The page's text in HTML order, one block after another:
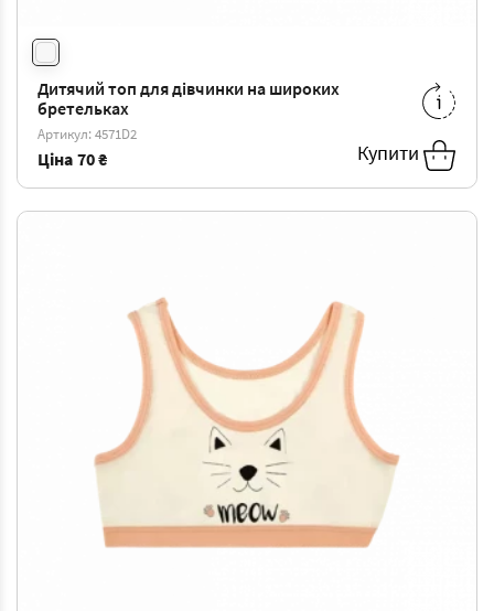
Дитячий топ для дівчинки на широких
бретельках
Артикул: 4571D2
Ціна 70 ₴ Купити
4/5 - 70 ₴ 6/7 - 74 ₴
10/11